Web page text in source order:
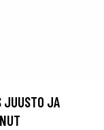
JUUSTO JA